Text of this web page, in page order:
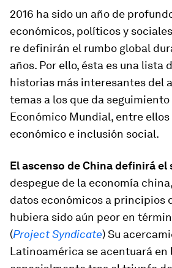
2016 ha sido un año de
económicos, políticos y
re definirán el rumbo global
años. Por ello, ésta es una lista
historias más interesantes del
temas a los que da seguimiento
Económico Mundial, entre
económico e inclusión social.
El ascenso de China definirá el
despegue de la economía
datos económicos a principios
hubiera sido aún peor en
(Project Syndicate) Su
Latinoamérica se acentuará en